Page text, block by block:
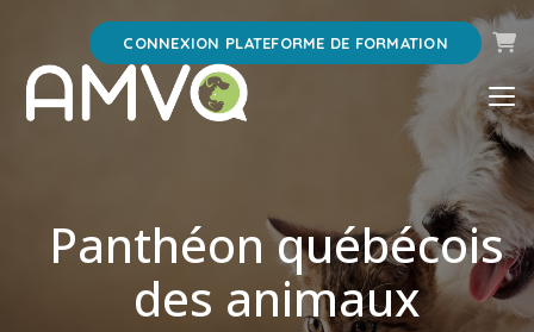
CONNEXION PLATEFORME DE FORMATION
Panthéon québécois
des animaux